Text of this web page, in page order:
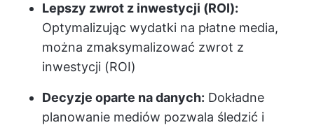
Lepszy zwrot z inwestycji (ROI):
Optymalizując wydatki na płatne media,
można zmaksymalizować zwrot z
inwestycji (ROI)
Decyzje oparte na danych: Dokładne
planowanie mediów pozwala śledzić i